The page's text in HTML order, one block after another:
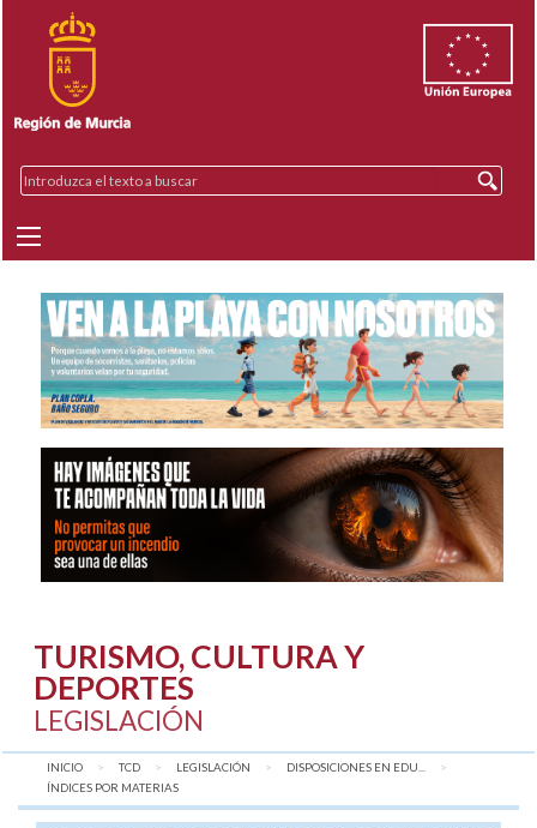
TURISMO, CULTURA Y
DEPORTES
LEGISLACIÓN
INICIO TCD LEGISLACIÓN
DISPOSICIONES EN EDU...
AQUÍ:
ÍNDICES POR MATERIAS